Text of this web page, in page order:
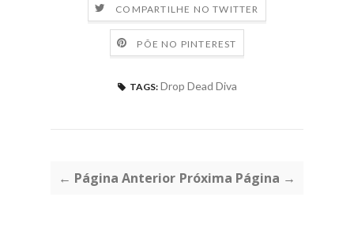
COMPARTILHE NO TWITTER
PÕE NO PINTEREST
TAGS: Drop Dead Diva
← Página Anterior Próxima Página →